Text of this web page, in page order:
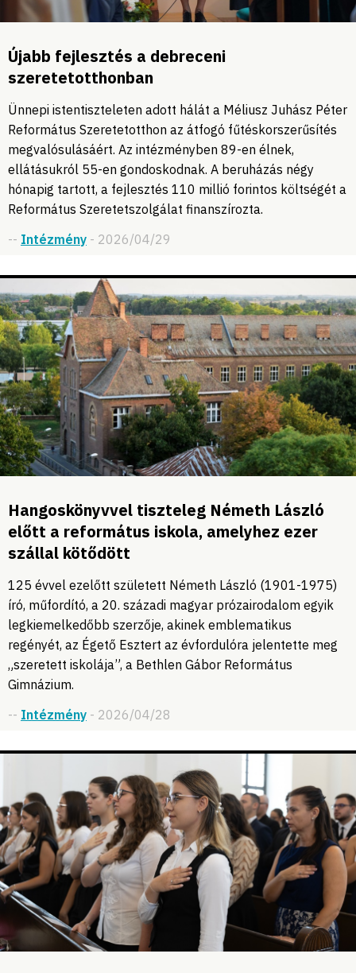
Újabb fejlesztés a debreceni
szeretetotthonban
Ünnepi istentiszteleten adott hálát a Méliusz Juhász Péter
Református Szeretetotthon az átfogó fűtéskorszerűsítés
megvalósulásáért. Az intézményben 89-en élnek,
ellátásukról 55-en gondoskodnak. A beruházás négy
hónapig tartott, a fejlesztés 110 millió forintos költségét a
Református Szeretetszolgálat finanszírozta.
-- Intézmény - 2026/04/29
Hangoskönyvvel tiszteleg Németh László
előtt a református iskola, amelyhez ezer
szállal kötődött
125 évvel ezelőtt született Németh László (1901-1975)
író, műfordító, a 20. századi magyar prózairodalom egyik
legkiemelkedőbb szerzője, akinek emblematikus
regényét, az Égető Esztert az évfordulóra jelentette meg
„szeretett iskolája”, a Bethlen Gábor Református
Gimnázium.
-- Intézmény - 2026/04/28